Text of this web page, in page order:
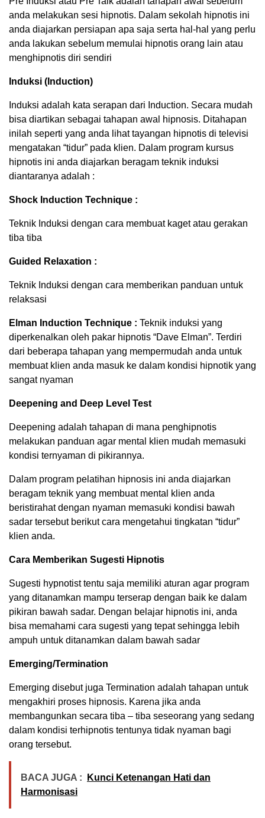
anda melakukan sesi hipnotis. Dalam sekolah hipnotis ini
anda diajarkan persiapan apa saja serta hal-hal yang perlu
anda lakukan sebelum memulai hipnotis orang lain atau
menghipnotis diri sendiri
Induksi (Induction)
Induksi adalah kata serapan dari Induction. Secara mudah
bisa diartikan sebagai tahapan awal hipnosis. Ditahapan
inilah seperti yang anda lihat tayangan hipnotis di televisi
mengatakan “tidur” pada klien. Dalam program kursus
hipnotis ini anda diajarkan beragam teknik induksi
diantaranya adalah :
Shock Induction Technique :
Teknik Induksi dengan cara membuat kaget atau gerakan
tiba tiba
Guided Relaxation :
Teknik Induksi dengan cara memberikan panduan untuk
relaksasi
Elman Induction Technique : Teknik induksi yang
diperkenalkan oleh pakar hipnotis “Dave Elman”. Terdiri
dari beberapa tahapan yang mempermudah anda untuk
membuat klien anda masuk ke dalam kondisi hipnotik yang
sangat nyaman
Deepening and Deep Level Test
Deepening adalah tahapan di mana penghipnotis
melakukan panduan agar mental klien mudah memasuki
kondisi ternyaman di pikirannya.
Dalam program pelatihan hipnosis ini anda diajarkan
beragam teknik yang membuat mental klien anda
beristirahat dengan nyaman memasuki kondisi bawah
sadar tersebut berikut cara mengetahui tingkatan “tidur”
klien anda.
Cara Memberikan Sugesti Hipnotis
Sugesti hypnotist tentu saja memiliki aturan agar program
yang ditanamkan mampu terserap dengan baik ke dalam
pikiran bawah sadar. Dengan belajar hipnotis ini, anda
bisa memahami cara sugesti yang tepat sehingga lebih
ampuh untuk ditanamkan dalam bawah sadar
Emerging/Termination
Emerging disebut juga Termination adalah tahapan untuk
mengakhiri proses hipnosis. Karena jika anda
membangunkan secara tiba – tiba seseorang yang sedang
dalam kondisi terhipnotis tentunya tidak nyaman bagi
orang tersebut.
BACA JUGA :
Kunci Ketenangan Hati dan
Harmonisasi